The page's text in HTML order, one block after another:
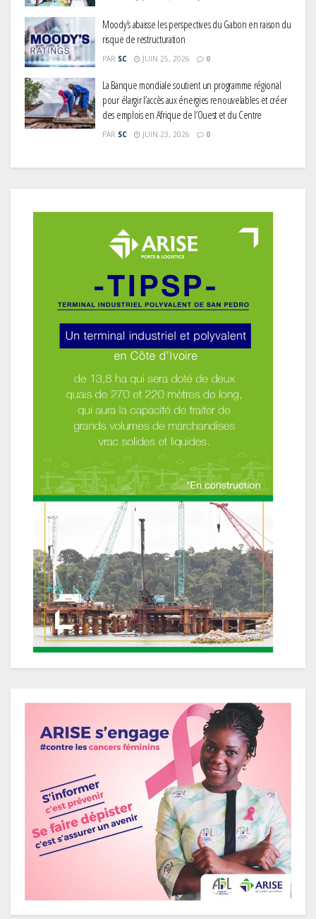
Moody’s abaisse les perspectives du Gabon en raison du
risque de restructuration
PAR SC JUIN 25, 2026 0
La Banque mondiale soutient un programme régional
pour élargir l’accès aux énergies renouvelables et créer
des emplois en Afrique de l’Ouest et du Centre
PAR SC JUIN 23, 2026 0